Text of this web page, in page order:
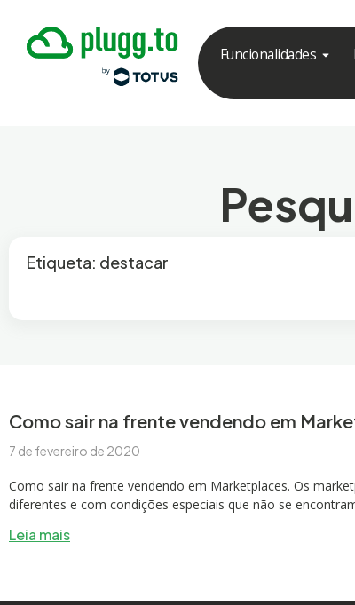
Funcionalidades
Etiqueta: destacar
Como sair na frente vendendo em
7 de fevereiro de 2020
Como sair na frente vendendo em Marketplaces. Os
diferentes e com condições especiais que não se
Leia mais